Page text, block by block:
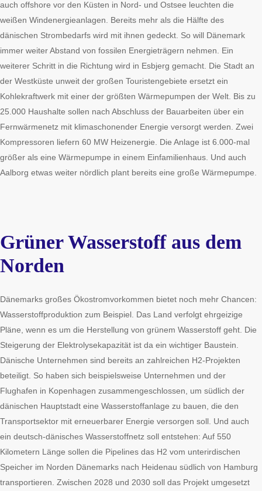
auch offshore vor den Küsten in Nord- und Ostsee leuchten die
weißen Windenergieanlagen. Bereits mehr als die Hälfte des
dänischen Strombedarfs wird mit ihnen gedeckt. So will Dänemark
immer weiter Abstand von fossilen Energieträgern nehmen. Ein
weiterer Schritt in die Richtung wird in Esbjerg gemacht. Die Stadt an
der Westküste unweit der großen Touristengebiete ersetzt ein
Kohlekraftwerk mit einer der größten Wärmepumpen der Welt. Bis zu
25.000 Haushalte sollen nach Abschluss der Bauarbeiten über ein
Fernwärmenetz mit klimaschonender Energie versorgt werden. Zwei
Kompressoren liefern 60 MW Heizenergie. Die Anlage ist 6.000-mal
größer als eine Wärmepumpe in einem Einfamilienhaus. Und auch
Aalborg etwas weiter nördlich plant bereits eine große Wärmepumpe.
Grüner Wasserstoff aus dem
Norden
Dänemarks großes Ökostromvorkommen bietet noch mehr Chancen:
Wasserstoffproduktion zum Beispiel. Das Land verfolgt ehrgeizige
Pläne, wenn es um die Herstellung von grünem Wasserstoff geht. Die
Steigerung der Elektrolysekapazität ist da ein wichtiger Baustein.
Dänische Unternehmen sind bereits an zahlreichen H2-Projekten
beteiligt. So haben sich beispielsweise Unternehmen und der
Flughafen in Kopenhagen zusammengeschlossen, um südlich der
dänischen Hauptstadt eine Wasserstoffanlage zu bauen, die den
Transportsektor mit erneuerbarer Energie versorgen soll. Und auch
ein deutsch-dänisches Wasserstoffnetz soll entstehen: Auf 550
Kilometern Länge sollen die Pipelines das H2 vom unterirdischen
Speicher im Norden Dänemarks nach Heidenau südlich von Hamburg
transportieren. Zwischen 2028 und 2030 soll das Projekt umgesetzt